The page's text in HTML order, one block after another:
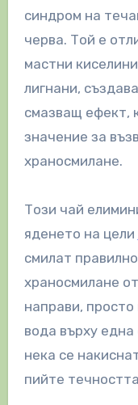
синдром на
черва. Той е
мастни
лигнани,
смазващ ефект,
значение за
храносмилане.
Този чай
яденето на цели
смилат
храносмилане
направи,
вода върху
нека се
пийте